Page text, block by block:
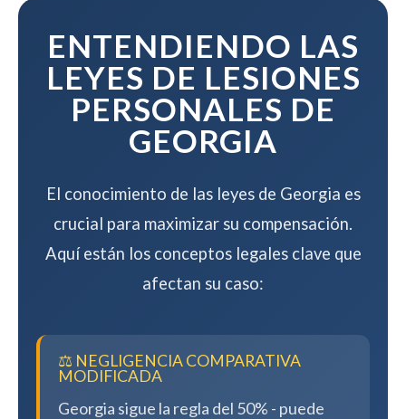
ENTENDIENDO LAS
LEYES DE LESIONES
PERSONALES DE
GEORGIA
El conocimiento de las leyes de Georgia es
crucial para maximizar su compensación.
Aquí están los conceptos legales clave que
afectan su caso:
⚖️ NEGLIGENCIA COMPARATIVA
MODIFICADA
Georgia sigue la regla del 50% - puede